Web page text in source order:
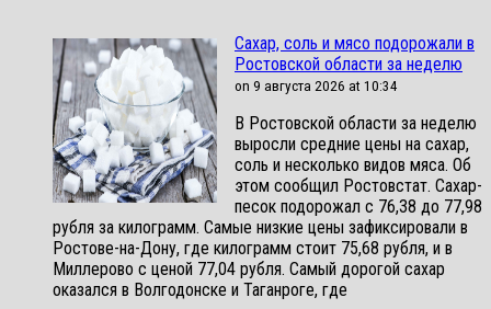
Сахар, соль и мясо подорожали в
Ростовской области за неделю
on 9 августа 2026 at 10:34
В Ростовской области за неделю
выросли средние цены на сахар,
соль и несколько видов мяса. Об
этом сообщил Ростовстат. Сахар-
песок подорожал с 76,38 до 77,98
рубля за килограмм. Самые низкие цены зафиксировали в
Ростове-на-Дону, где килограмм стоит 75,68 рубля, и в
Миллерово с ценой 77,04 рубля. Самый дорогой сахар
оказался в Волгодонске и Таганроге, где